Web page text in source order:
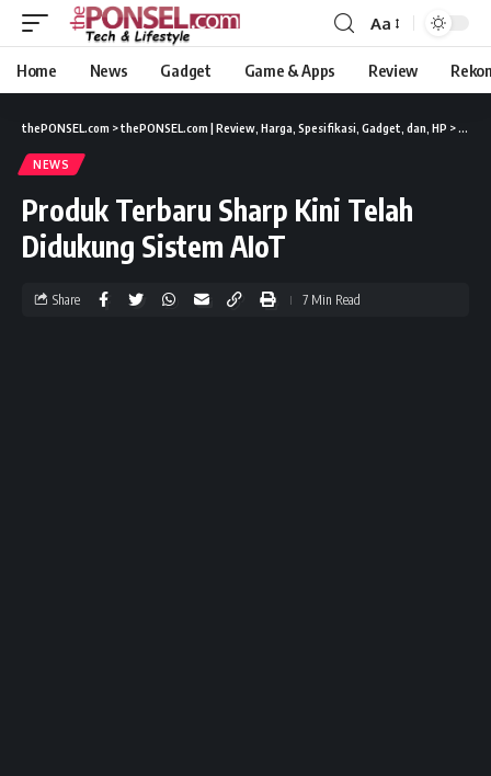
Aa
Home News Gadget Game & Apps Review
thePONSEL.com >thePONSEL.com | Review, Harga, Spesifikasi, Gadget, dan, HP > News
NEWS
Produk Terbaru Sharp Kini Telah
Didukung Sistem AIoT
Share 7 Min Read